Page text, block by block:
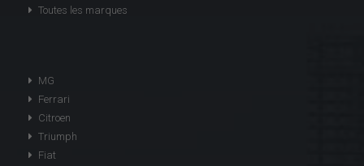
Toutes les marques
MG
Ferrari
Citroen
Triumph
Fiat